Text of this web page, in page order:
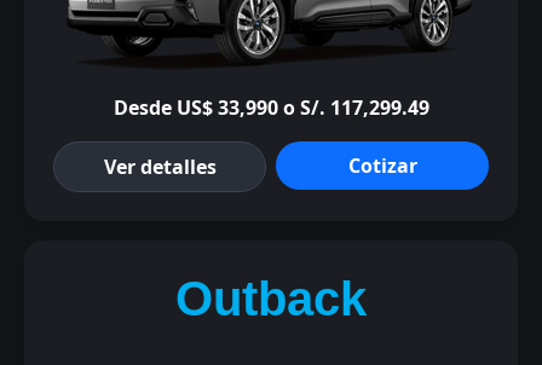
Desde US$ 33,990 o S/. 117,299.49
Ver detalles Cotizar
Outback